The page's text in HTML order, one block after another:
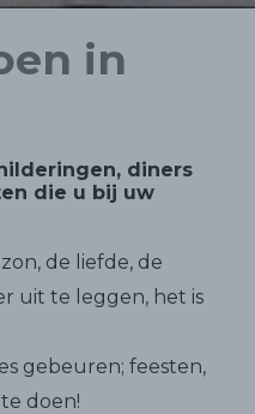
in
diners
die u bij uw
de liefde, de
uit te leggen, het is
gebeuren; feesten,
doen!